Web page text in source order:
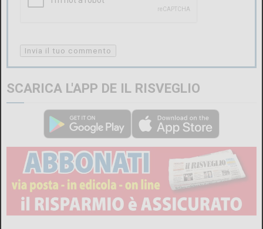
SCARICA L'APP DE IL RISVEGLIO